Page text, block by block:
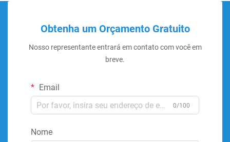
Obtenha um Orçamento Gratuito
Nosso representante entrará em contato com você em
breve.
Email
0/100
Nome